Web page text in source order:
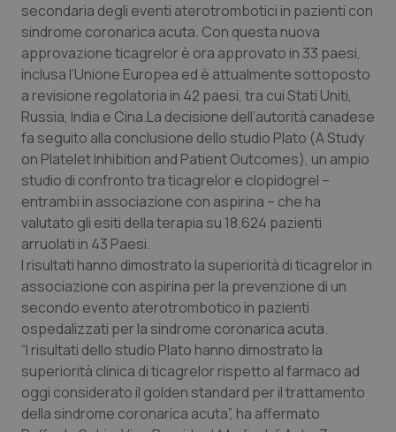
QS Pro
Professionisti Sanitari.AI
Abruzzo
Basilicata
Calabria
Campania
Emilia-Romagna
Friuli Venezia Giulia
Lazio
Liguria
QS Pro Gold
Artrite & artrosi
Asma & BPCO
Car-T
Colesterolo & coronaropatie
Dermatite Atopica
Diabete & glucometri
Disturbi dell’umore
QS Club Newsletter
secondaria degli eventi aterotrombotici in pazienti con
sindrome coronarica acuta. Con questa nuova
approvazione ticagrelor è ora approvato in 33 paesi,
inclusa l’Unione Europea ed è attualmente sottoposto
a revisione regolatoria in 42 paesi, tra cui Stati Uniti,
Russia, India e Cina.La decisione dell’autorità canadese
fa seguito alla conclusione dello studio Plato (A Study
on Platelet Inhibition and Patient Outcomes), un ampio
studio di confronto tra ticagrelor e clopidogrel –
entrambi in associazione con aspirina – che ha
valutato gli esiti della terapia su 18.624 pazienti
arruolati in 43 Paesi.
I risultati hanno dimostrato la superiorità di ticagrelor in
associazione con aspirina per la prevenzione di un
secondo evento aterotrombotico in pazienti
ospedalizzati per la sindrome coronarica acuta.
“I risultati dello studio Plato hanno dimostrato la
superiorità clinica di ticagrelor rispetto al farmaco ad
oggi considerato il golden standard per il trattamento
della sindrome coronarica acuta”, ha affermato